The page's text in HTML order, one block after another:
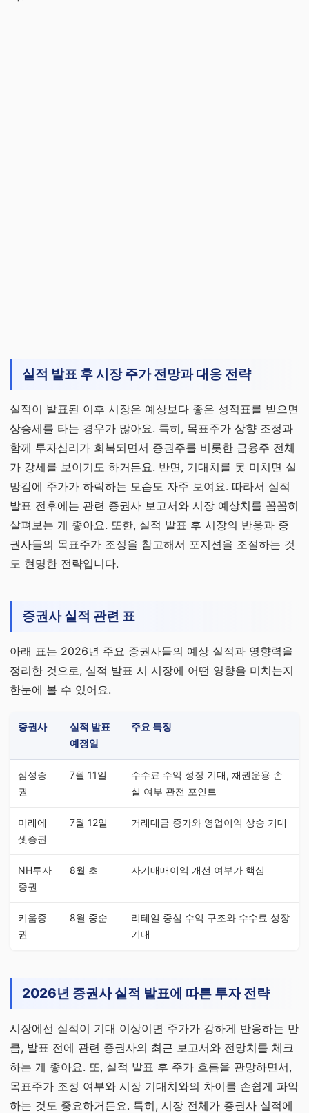
실적 발표 후 시장 주가 전망과 대응 전략
실적이 발표된 이후 시장은 예상보다 좋은 성적표를 받으면
상승세를 타는 경우가 많아요. 특히, 목표주가 상향 조정과
함께 투자심리가 회복되면서 증권주를 비롯한 금융주 전체
가 강세를 보이기도 하거든요. 반면, 기대치를 못 미치면 실
망감에 주가가 하락하는 모습도 자주 보여요. 따라서 실적
발표 전후에는 관련 증권사 보고서와 시장 예상치를 꼼꼼히
살펴보는 게 좋아요. 또한, 실적 발표 후 시장의 반응과 증
권사들의 목표주가 조정을 참고해서 포지션을 조절하는 것
도 현명한 전략입니다.
증권사 실적 관련 표
아래 표는 2026년 주요 증권사들의 예상 실적과 영향력을
정리한 것으로, 실적 발표 시 시장에 어떤 영향을 미치는지
한눈에 볼 수 있어요.
증권사
실적 발표
예정일
주요 특징
삼성증
권
7월 11일
수수료 수익 성장 기대, 채권운용 손
실 여부 관전 포인트
미래에
셋증권
7월 12일 거래대금 증가와 영업이익 상승 기대
NH투자
증권
8월 초 자기매매이익 개선 여부가 핵심
키움증
권
8월 중순
리테일 중심 수익 구조와 수수료 성장
기대
2026년 증권사 실적 발표에 따른 투자 전략
시장에선 실적이 기대 이상이면 주가가 강하게 반응하는 만
큼, 발표 전에 관련 증권사의 최근 보고서와 전망치를 체크
하는 게 좋아요. 또, 실적 발표 후 주가 흐름을 관망하면서,
목표주가 조정 여부와 시장 기대치와의 차이를 손쉽게 파악
하는 것도 중요하거든요. 특히, 시장 전체가 증권사 실적에